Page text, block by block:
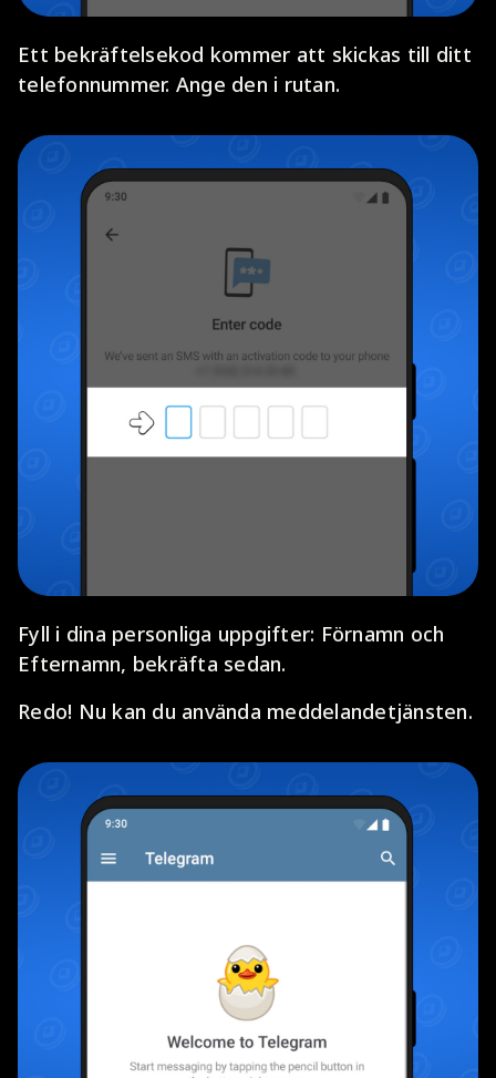
Ett bekräftelsekod kommer att skickas till ditt
telefonnummer. Ange den i rutan.
Fyll i dina personliga uppgifter: Förnamn och
Efternamn, bekräfta sedan.
Redo! Nu kan du använda meddelandetjänsten.